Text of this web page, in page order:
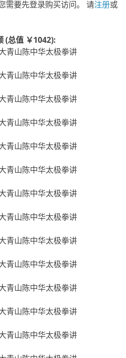
需要先登录购买访问。 请注册或
(总值 ￥1042):
青山陈中华太极拳讲
青山陈中华太极拳讲
青山陈中华太极拳讲
青山陈中华太极拳讲
青山陈中华太极拳讲
青山陈中华太极拳讲
青山陈中华太极拳讲
青山陈中华太极拳讲
青山陈中华太极拳讲
青山陈中华太极拳讲
青山陈中华太极拳讲
青山陈中华太极拳讲
青山陈中华太极拳讲